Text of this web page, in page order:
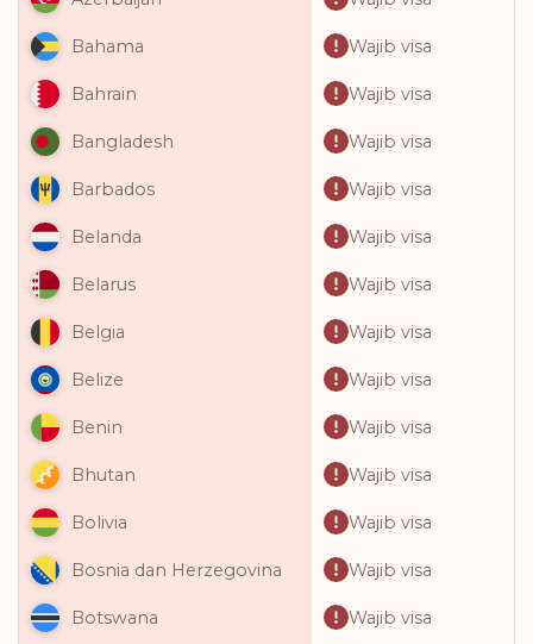
Bahama Wajib visa
Bahrain Wajib visa
Bangladesh Wajib visa
Barbados Wajib visa
Belanda Wajib visa
Belarus Wajib visa
Belgia Wajib visa
Belize Wajib visa
Benin Wajib visa
Bhutan Wajib visa
Bolivia Wajib visa
Bosnia dan Herzegovina Wajib visa
Botswana Wajib visa